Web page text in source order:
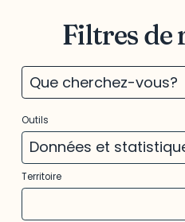
Filtres de
Outils
Données et
3
results
available
Territoire
22
results